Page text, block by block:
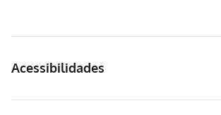
Acessibilidades